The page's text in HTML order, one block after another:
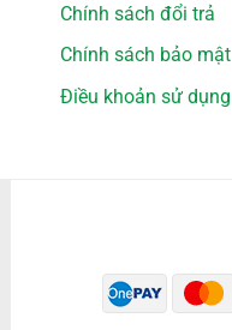
Chính sách đổi trả
Chính sách bảo mật
Điều khoản sử dụng